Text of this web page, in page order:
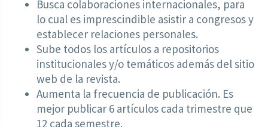
Busca colaboraciones internacionales, para
lo cual es imprescindible asistir a congresos y
establecer relaciones personales.
Sube todos los artículos a repositorios
institucionales y/o temáticos además del sitio
web de la revista.
Aumenta la frecuencia de publicación. Es
mejor publicar 6 artículos cada trimestre que
12 cada semestre.